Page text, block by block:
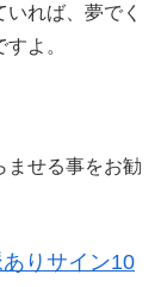
れば、夢でく
よ。
ませる事をお勧
りサイン10